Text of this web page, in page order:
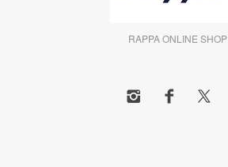
RAPPA ONLINE SHOP